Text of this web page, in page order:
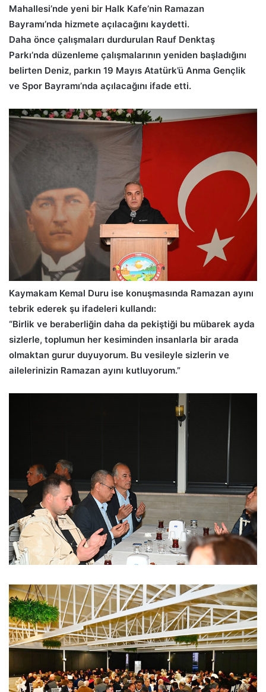
Mahallesi’nde yeni bir Halk Kafe’nin Ramazan
Bayramı’nda hizmete açılacağını kaydetti.
Daha önce çalışmaları durdurulan Rauf Denktaş
Parkı’nda düzenleme çalışmalarının yeniden başladığını
belirten Deniz, parkın 19 Mayıs Atatürk’ü Anma Gençlik
ve Spor Bayramı’nda açılacağını ifade etti.
Kaymakam Kemal Duru ise konuşmasında Ramazan ayını
tebrik ederek şu ifadeleri kullandı:
“Birlik ve beraberliğin daha da pekiştiği bu mübarek ayda
sizlerle, toplumun her kesiminden insanlarla bir arada
olmaktan gurur duyuyorum. Bu vesileyle sizlerin ve
ailelerinizin Ramazan ayını kutluyorum.”